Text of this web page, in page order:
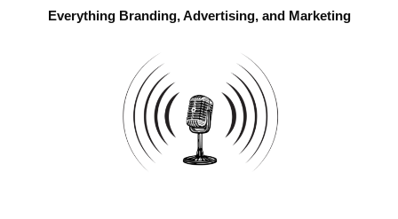
Everything Branding, Advertising, and Marketing​